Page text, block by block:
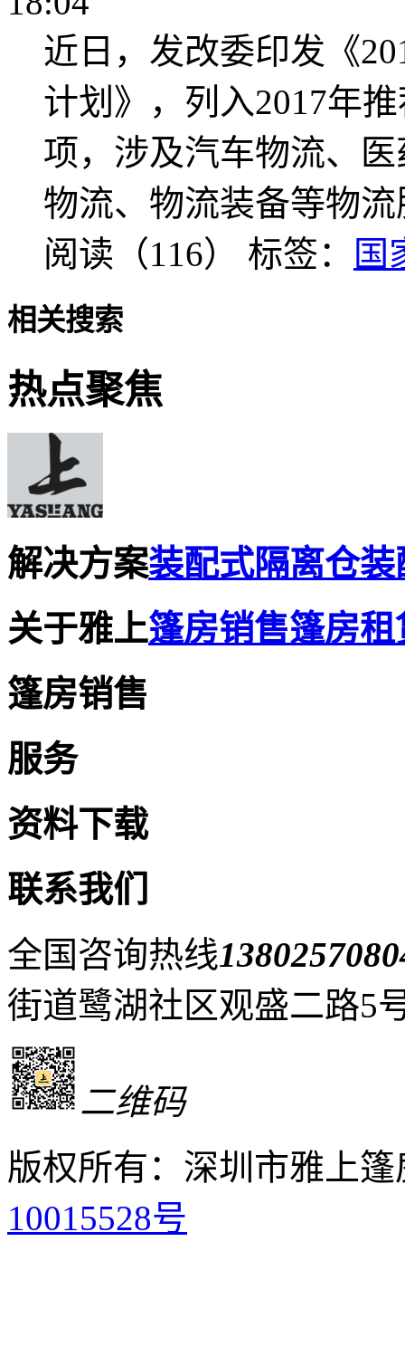
近日，发改委印发《
计划》，列入2017年
项，涉及汽车物流、
物流、物流装备等物
阅读（116） 标签： 国
相关搜索
热点聚焦
解决方案装配式隔离仓装
关于雅上篷房销售篷房租
篷房销售
服务
资料下载
联系我们
全国咨询热线
街道鹭湖社区观盛二路5
二维码
版权所有：深圳市雅上
10015528号